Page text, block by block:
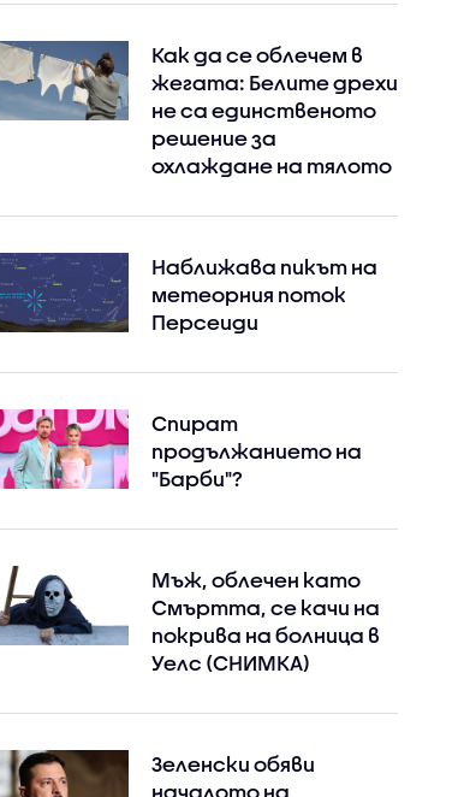
Как да се облечем в
жегата: Белите дрехи
не са единственото
решение за
охлаждане на тялото
Наближава пикът на
метеорния поток
Персеиди
Спират
продължанието на
"Барби"?
Мъж, облечен като
Смъртта, се качи на
покрива на болница в
Уелс (СНИМКА)
Зеленски обяви
началото на